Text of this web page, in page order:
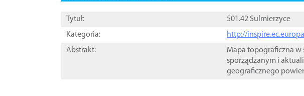
Tytuł:
501.42 Sulmierzyce
Kategoria:
http://
Abstrakt:
Mapa topograficzna w
sporządzanym i
geograficznego